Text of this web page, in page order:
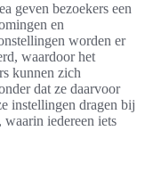
geven bezoekers een
en
worden er
waardoor het
kunnen zich
dat ze daarvoor
instellingen dragen bij
waarin iedereen iets